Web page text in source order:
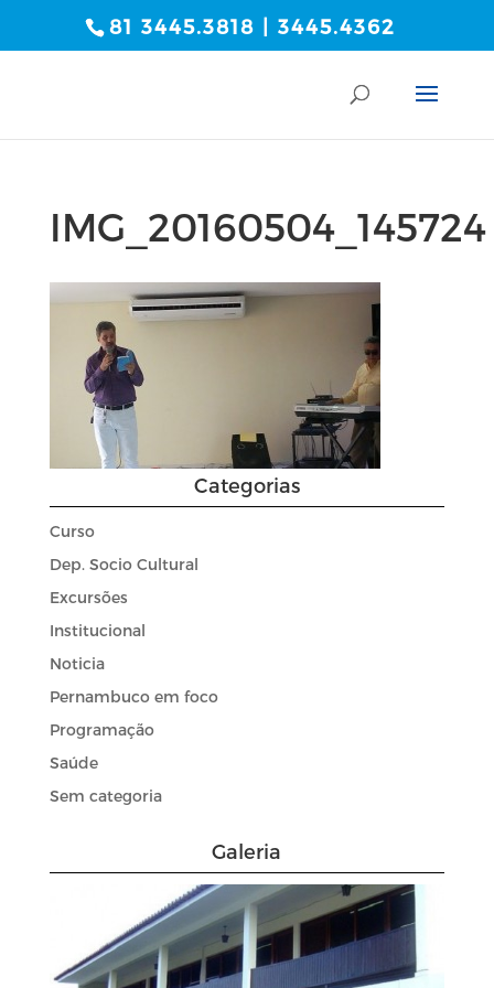
81 3445.3818 | 3445.4362
IMG_20160504_145724
Categorias
Curso
Dep. Socio Cultural
Excursões
Institucional
Noticia
Pernambuco em foco
Programação
Saúde
Sem categoria
Galeria